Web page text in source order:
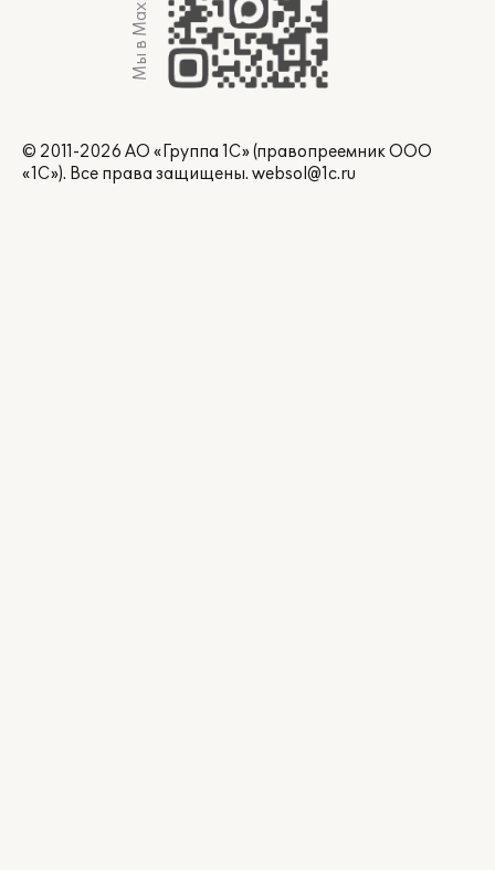
Мы в Max
© 2011-2026 АО «Группа 1С» (правопреемник ООО
«1С»). Все права защищены. websol@1c.ru